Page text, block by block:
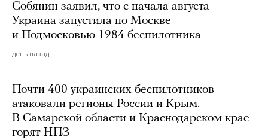
Собянин заявил, что с начала августа
Украина запустила по Москве
и Подмосковью 1984 беспилотника
день назад
Почти 400 украинских беспилотников
атаковали регионы России и Крым.
В Самарской области и Краснодарском крае
горят НПЗ